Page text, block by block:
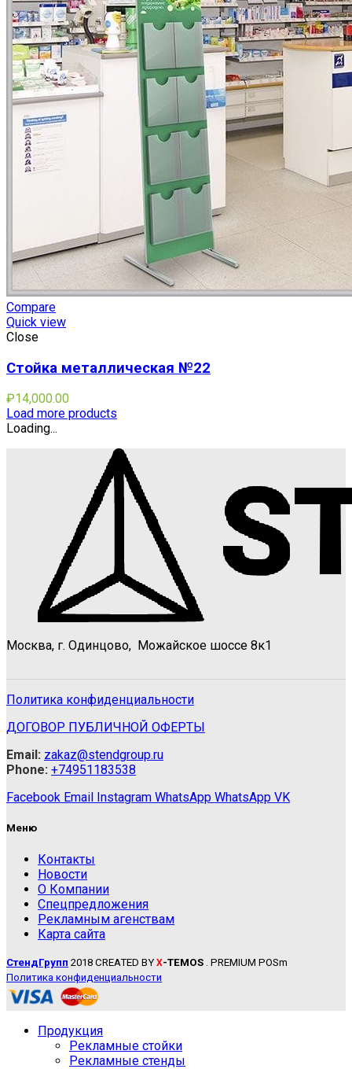
Compare
Quick view
Close
Стойка металлическая №22
₽14,000.00
Load more products
Loading...
Москва, г. Одинцово, Можайское шоссе 8к1
Политика конфиденциальности
ДОГОВОР ПУБЛИЧНОЙ ОФЕРТЫ
Email: zakaz@stendgroup.ru
Phone: +74951183538
Facebook Email Instagram WhatsApp WhatsApp VK
Меню
Контакты
Новости
О Компании
Спецпредложения
Рекламным агенствам
Карта сайта
СтендГрупп 2018 CREATED BY X-TEMOS . PREMIUM POSm
Политика конфиденциальности
Продукция
Рекламные стойки
Рекламные стенды